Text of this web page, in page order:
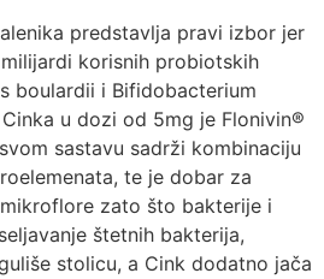
predstavlja pravi izbor jer
korisnih probiotskih
boulardii i Bifidobacterium
u dozi od 5mg je Flonivin®
sastavu sadrži kombinaciju
te je dobar za
zato što bakterije i
štetnih bakterija,
stolicu, a Cink dodatno jača